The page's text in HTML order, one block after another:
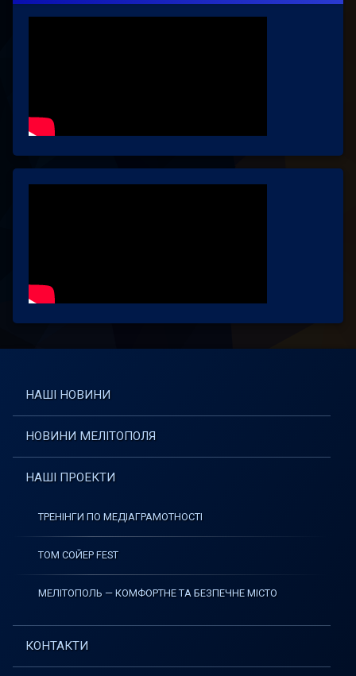
НАШІ НОВИНИ
НОВИНИ МЕЛІТОПОЛЯ
НАШІ ПРОЕКТИ
ТРЕНІНГИ ПО МЕДІАГРАМОТНОСТІ
ТОМ СОЙЕР FEST
МЕЛІТОПОЛЬ — КОМФОРТНЕ ТА БЕЗПЕЧНЕ МІСТО
КОНТАКТИ